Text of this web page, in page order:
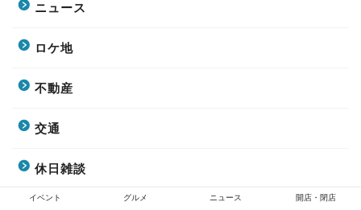
ニュース
ロケ地
不動産
交通
休日雑談
イベント グルメ ニュース 開店・閉店